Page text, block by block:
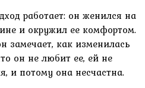
работает: он женился на
и окружил ее комфортом.
замечает, как изменилась
он не любит ее, ей не
и потому она несчастна.